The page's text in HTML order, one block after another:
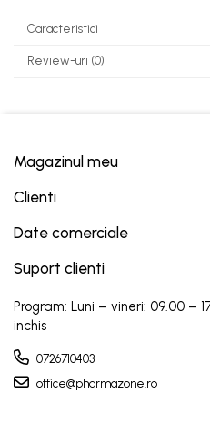
Caracteristici
Review-uri (0)
Magazinul meu
Clienti
Date comerciale
Suport clienti
Program: Luni – vineri: 09.00 –
inchis
0726710403
office@pharmazone.ro